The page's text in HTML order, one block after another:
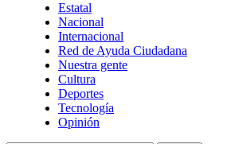
Estatal
Nacional
Internacional
Red de Ayuda Ciudadana
Nuestra gente
Cultura
Deportes
Tecnología
Opinión